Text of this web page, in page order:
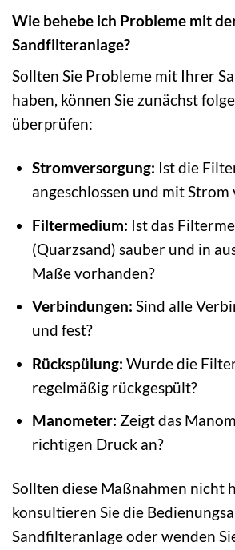
Wie behebe ich Probleme mit
Sandfilteranlage?
Sollten Sie Probleme mit Ihrer
haben, können Sie zunächst
überprüfen:
Stromversorgung: Ist die
angeschlossen und mit Strom
Filtermedium: Ist das
(Quarzsand) sauber und in
Maße vorhanden?
Verbindungen: Sind alle
und fest?
Rückspülung: Wurde die
regelmäßig rückgespült?
Manometer: Zeigt das
richtigen Druck an?
Sollten diese Maßnahmen nicht
konsultieren Sie die
Sandfilteranlage oder wenden